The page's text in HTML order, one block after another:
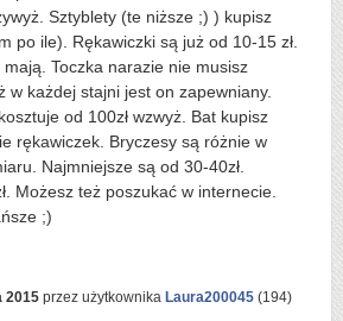
Sztyblety (te niższe ;) ) kupisz
po ile). Rękawiczki są już od 10-15 zł.
Toczka narazie nie musisz
w każdej stajni jest on zapewniany.
od 100zł wzwyż. Bat kupisz
rękawiczek. Bryczesy są różnie w
Najmniejsze są od 30-40zł.
Możesz też poszukać w internecie.
;)
2015 przez użytkownika Laura200045 (194)